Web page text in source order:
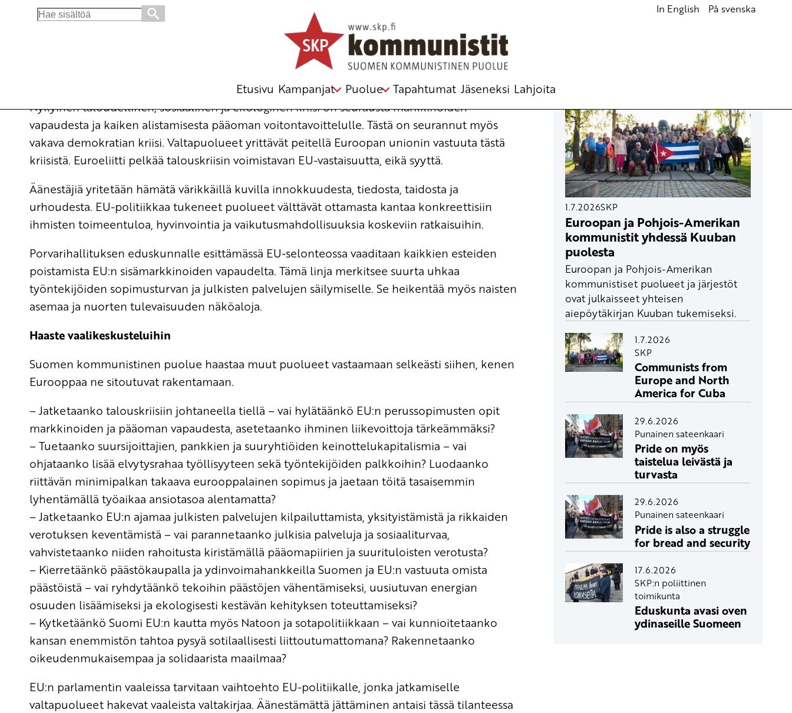
Search
In English På svenska
Etusivu Kampanjat Puolue Tapahtumat Jäseneksi Lahjoita
Vaihtoehto pankkiherrojen ja eliitin EU-komennolle
Nykyinen taloudellinen, sosiaalinen ja ekologinen kriisi on seurausta markkinoiden
vapaudesta ja kaiken alistamisesta pääoman voitontavoittelulle. Tästä on seurannut myös
vakava demokratian kriisi. Valtapuolueet yrittävät peitellä Euroopan unionin vastuuta tästä
kriisistä. Euroeliitti pelkää talouskriisin voimistavan EU-vastaisuutta, eikä syyttä.
Äänestäjiä yritetään hämätä värikkäillä kuvilla innokkuudesta, tiedosta, taidosta ja
urhoudesta. EU-politiikkaa tukeneet puolueet välttävät ottamasta kantaa konkreettisiin
ihmisten toimeentuloa, hyvinvointia ja vaikutusmahdollisuuksia koskeviin ratkaisuihin.
Porvarihallituksen eduskunnalle esittämässä EU-selonteossa vaaditaan kaikkien esteiden
poistamista EU:n sisämarkkinoiden vapaudelta. Tämä linja merkitsee suurta uhkaa
työntekijöiden sopimusturvan ja julkisten palvelujen säilymiselle. Se heikentää myös naisten
asemaa ja nuorten tulevaisuuden näköaloja.
Haaste vaalikeskusteluihin
Suomen kommunistinen puolue haastaa muut puolueet vastaamaan selkeästi siihen, kenen
Eurooppaa ne sitoutuvat rakentamaan.
– Jatketaanko talouskriisiin johtaneella tiellä – vai hylätäänkö EU:n perussopimusten opit
markkinoiden ja pääoman vapaudesta, asetetaanko ihminen liikevoittoja tärkeämmäksi?
– Tuetaanko suursijoittajien, pankkien ja suuryhtiöiden keinottelukapitalismia – vai
ohjataanko lisää elvytysrahaa työllisyyteen sekä työntekijöiden palkkoihin? Luodaanko
riittävän minimipalkan takaava eurooppalainen sopimus ja jaetaan töitä tasaisemmin
lyhentämällä työaikaa ansiotasoa alentamatta?
– Jatketaanko EU:n ajamaa julkisten palvelujen kilpailuttamista, yksityistämistä ja rikkaiden
verotuksen keventämistä – vai parannetaanko julkisia palveluja ja sosiaaliturvaa,
vahvistetaanko niiden rahoitusta kiristämällä pääomapiirien ja suurituloisten verotusta?
– Kierretäänkö päästökaupalla ja ydinvoimahankkeilla Suomen ja EU:n vastuuta omista
päästöistä – vai ryhdytäänkö tekoihin päästöjen vähentämiseksi, uusiutuvan energian
osuuden lisäämiseksi ja ekologisesti kestävän kehityksen toteuttamiseksi?
– Kytketäänkö Suomi EU:n kautta myös Natoon ja sotapolitiikkaan – vai kunnioitetaanko
kansan enemmistön tahtoa pysyä sotilaallisesti liittoutumattomana? Rakennetaanko
oikeudenmukaisempaa ja solidaarista maailmaa?
EU:n parlamentin vaaleissa tarvitaan vaihtoehto EU-politiikalle, jonka jatkamiselle
valtapuolueet hakevat vaaleista valtakirjaa. Äänestämättä jättäminen antaisi tässä tilanteessa
1.7.2026SKP
Euroopan ja Pohjois-Amerikan
kommunistit yhdessä Kuuban
puolesta
Euroopan ja Pohjois-Amerikan
kommunistiset puolueet ja järjestöt
ovat julkaisseet yhteisen
aiepöytäkirjan Kuuban tukemiseksi.
1.7.2026
SKP
Communists from
Europe and North
America for Cuba
29.6.2026
Punainen sateenkaari
Pride on myös
taistelua leivästä ja
turvasta
29.6.2026
Punainen sateenkaari
Pride is also a struggle
for bread and security
17.6.2026
SKP:n poliittinen
toimikunta
Eduskunta avasi oven
ydinaseille Suomeen